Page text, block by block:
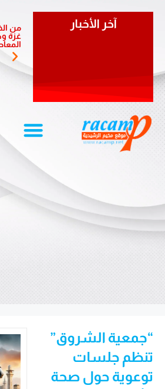
آخر الأخبار
من
غزة
المعاصر
“جمعية الشروق”
تنظم جلسات
توعوية حول صحة